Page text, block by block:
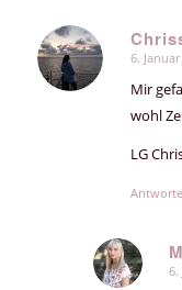
sagte:
6.
Mir
wohl
LG
6.